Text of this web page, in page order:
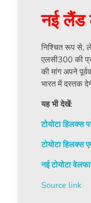
नई लैंड
निश्चित रूप से,
एलसी300 की
की मांग अपने
भारत में दस्तक
यह भी देखें:
टोयोटा हिलक्स
टोयोटा हिलक्स
नई टोयोटा
Source link